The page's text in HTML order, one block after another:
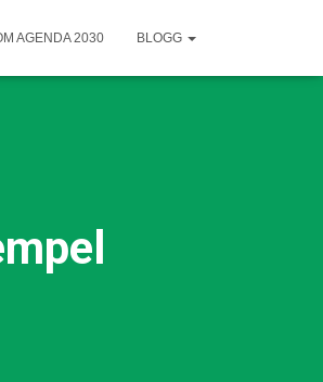
AGENDA 2030 BLOGG